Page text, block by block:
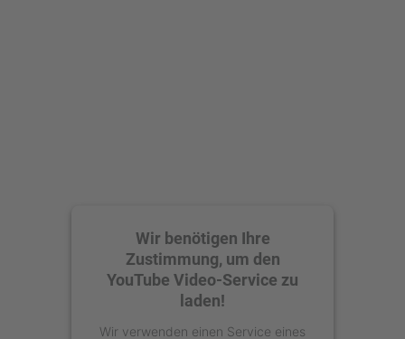
Wir benötigen Ihre
Zustimmung, um den
YouTube Video-Service zu
laden!
Wir verwenden einen Service eines